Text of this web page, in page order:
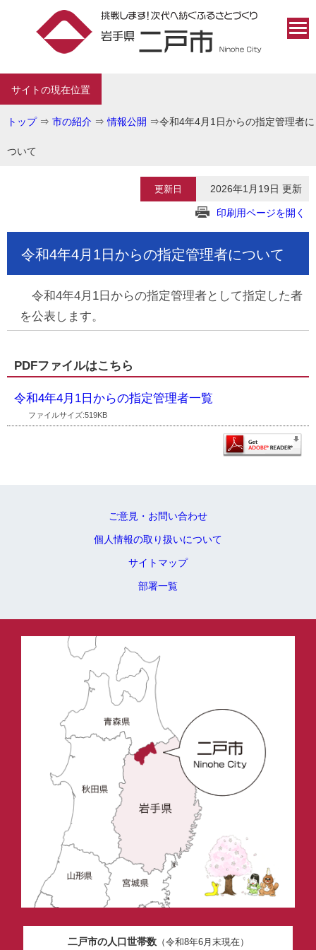
サイトの現在位置
トップ⇒ 市の紹介 ⇒情報公開 ⇒令和4年4月1日からの指定管理者に
ついて
更新日 2026年1月19日 更新
印刷用ページを開く
令和4年4月1日からの指定管理者について
令和4年4月1日からの指定管理者として指定した者
を公表します。
PDFファイルはこちら
令和4年4月1日からの指定管理者一覧
ファイルサイズ:519KB
ご意見・お問い合わせ
個人情報の取り扱いについて
サイトマップ
部署一覧
二戸市の人口世帯数（令和8年6月末現在）